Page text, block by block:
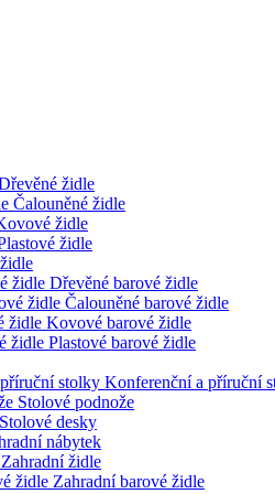
židle
Čalouněné židle
židle
židle
Dřevěné barové židle
Čalouněné barové židle
Kovové barové židle
Plastové barové židle
Konferenční a příruční
Stolové podnože
Stolové desky
nábytek
Zahradní židle
Zahradní barové židle